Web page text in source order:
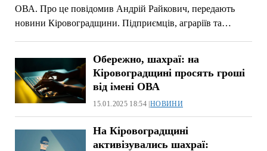
ОВА. Про це повідомив Андрій Райкович, передають
новини Кіровоградщини. Підприємців, аграріїв та…
Обережно, шахраї: на
Кіровоградщині просять гроші
від імені ОВА
15.01.2025 18:54 |НОВИНИ
На Кіровоградщині
активізувались шахраї: